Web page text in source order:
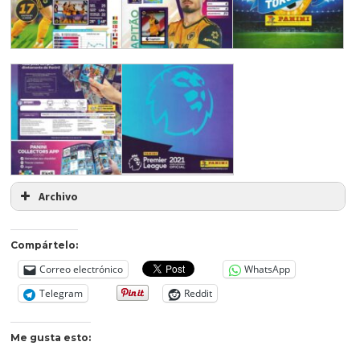
Archivo
Compártelo:
Correo electrónico
WhatsApp
Telegram
Reddit
Me gusta esto: